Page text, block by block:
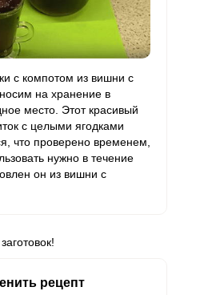
с компотом из вишни с
на хранение в
место. Этот красивый
с целыми ягодками
что проверено временем,
нужно в течение
он из вишни с
рецепт